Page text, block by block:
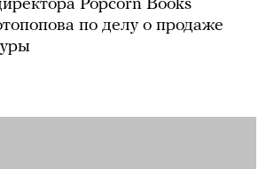
Popcorn Books
по делу о продаже